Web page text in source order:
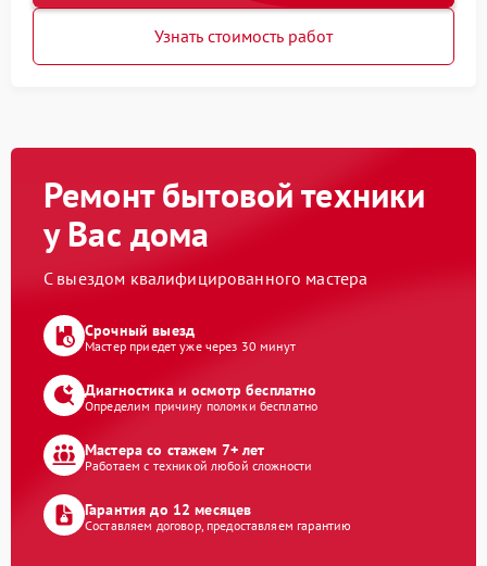
Узнать стоимость работ
Ремонт бытовой техники
у Вас дома
С выездом квалифицированного мастера
Срочный выезд
Мастер приедет уже через 30 минут
Диагностика и осмотр бесплатно
Определим причину поломки бесплатно
Мастера со стажем 7+ лет
Работаем с техникой любой сложности
Гарантия до 12 месяцев
Составляем договор, предоставляем гарантию